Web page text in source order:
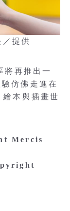
提供
將再推出一
仿佛走進在
本與插畫世
Mercis